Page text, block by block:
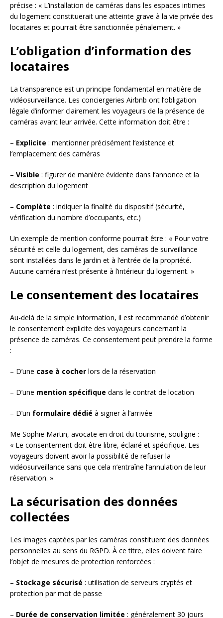
précise : « L’installation de caméras dans les espaces intimes
du logement constituerait une atteinte grave à la vie privée des
locataires et pourrait être sanctionnée pénalement. »
L’obligation d’information des
locataires
La transparence est un principe fondamental en matière de
vidéosurveillance. Les conciergeries Airbnb ont l’obligation
légale d’informer clairement les voyageurs de la présence de
caméras avant leur arrivée. Cette information doit être :
– Explicite : mentionner précisément l’existence et
l’emplacement des caméras
– Visible : figurer de manière évidente dans l’annonce et la
description du logement
– Complète : indiquer la finalité du dispositif (sécurité,
vérification du nombre d’occupants, etc.)
Un exemple de mention conforme pourrait être : « Pour votre
sécurité et celle du logement, des caméras de surveillance
sont installées dans le jardin et à l’entrée de la propriété.
Aucune caméra n’est présente à l’intérieur du logement. »
Le consentement des locataires
Au-delà de la simple information, il est recommandé d’obtenir
le consentement explicite des voyageurs concernant la
présence de caméras. Ce consentement peut prendre la forme
:
– D’une case à cocher lors de la réservation
– D’une mention spécifique dans le contrat de location
– D’un formulaire dédié à signer à l’arrivée
Me Sophie Martin, avocate en droit du tourisme, souligne :
« Le consentement doit être libre, éclairé et spécifique. Les
voyageurs doivent avoir la possibilité de refuser la
vidéosurveillance sans que cela n’entraîne l’annulation de leur
réservation. »
La sécurisation des données
collectées
Les images captées par les caméras constituent des données
personnelles au sens du RGPD. À ce titre, elles doivent faire
l’objet de mesures de protection renforcées :
– Stockage sécurisé : utilisation de serveurs cryptés et
protection par mot de passe
– Durée de conservation limitée : généralement 30 jours